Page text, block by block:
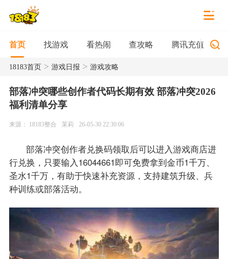
首页 找游戏 看热闹 查攻略 腾讯充值
18183首页> 游戏日报 > 游戏攻略
部落冲突哪些创作者代码长期有效 部落冲突2026
福利清单分享
来源： 18183整合 茉莉 26-05-30 22:30:06
部落冲突创作者兑换码领取后可以进入游戏商店进
行兑换，只要输入16044661即可免费拿到金币1千万、
圣水1千万，有助于快速补充资源，支持建筑升级、兵
种训练或部落活动。